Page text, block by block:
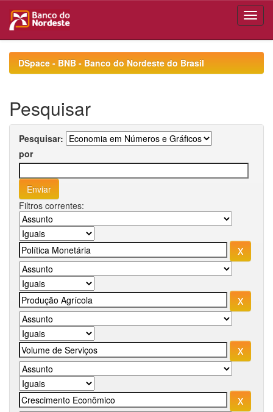
navigationDSpace - BNB - Banco do Nordeste do Brasil
Pesquisar
Pesquisar:
por
Filtros correntes: